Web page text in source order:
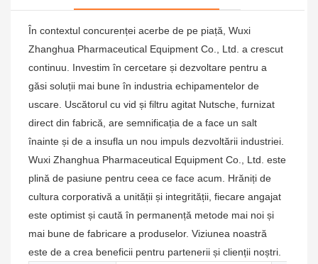
În contextul concurenței acerbe de pe piață, Wuxi
Zhanghua Pharmaceutical Equipment Co., Ltd. a crescut
continuu. Investim în cercetare și dezvoltare pentru a
găsi soluții mai bune în industria echipamentelor de
uscare. Uscătorul cu vid și filtru agitat Nutsche, furnizat
direct din fabrică, are semnificația de a face un salt
înainte și de a insufla un nou impuls dezvoltării industriei.
Wuxi Zhanghua Pharmaceutical Equipment Co., Ltd. este
plină de pasiune pentru ceea ce face acum. Hrăniți de
cultura corporativă a unității și integrității, fiecare angajat
este optimist și caută în permanență metode mai noi și
mai bune de fabricare a produselor. Viziunea noastră
este de a crea beneficii pentru partenerii și clienții noștri.